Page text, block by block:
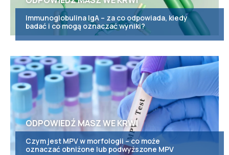
Immunoglobulina IgA – za co odpowiada, kiedy
badać i co mogą oznaczać wyniki?
ODPOWIEDŹ MASZ WE KRWI
Czym jest MPV w morfologii – co może
oznaczać obniżone lub podwyższone MPV